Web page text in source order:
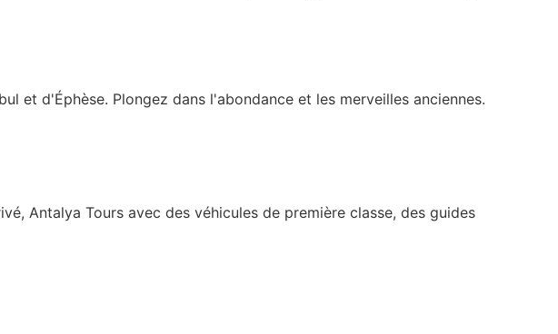
et d'Éphèse. Plongez dans l'abondance et les merveilles anciennes.
Antalya Tours avec des véhicules de première classe, des guides